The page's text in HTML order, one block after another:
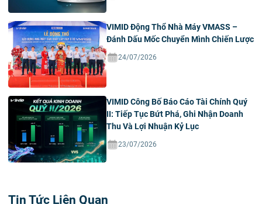
VIMID Động Thổ Nhà Máy VMASS –
Đánh Dấu Mốc Chuyển Mình Chiến Lược
24/07/2026
VIMID Công Bố Báo Cáo Tài Chính Quý
II: Tiếp Tục Bứt Phá, Ghi Nhận Doanh
Thu Và Lợi Nhuận Kỷ Lục
23/07/2026
Tin Tức Liên Quan